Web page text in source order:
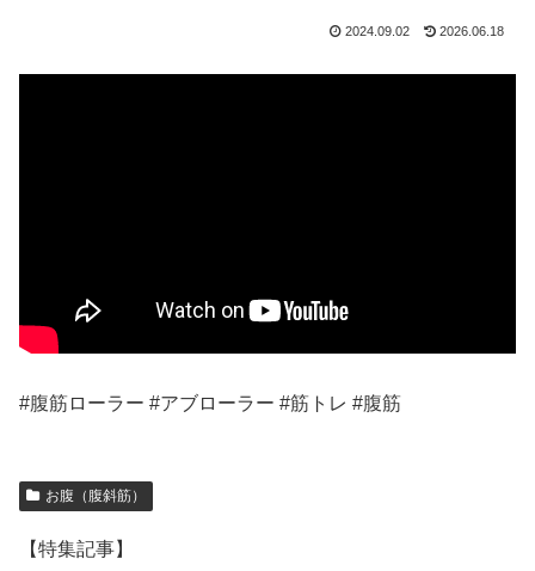
2024.09.02 2026.06.18
#腹筋ローラー #アブローラー #筋トレ #腹筋
お腹（腹斜筋）
【特集記事】